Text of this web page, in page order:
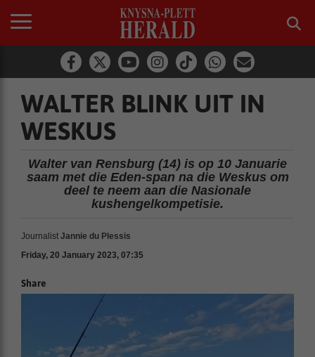
WALTER BLINK UIT IN
WESKUS
Walter van Rensburg (14) is op 10 Januarie
saam met die Eden-span na die Weskus om
deel te neem aan die Nasionale
kushengelkompetisie.
Journalist Jannie du Plessis
Friday, 20 January 2023, 07:35
Share